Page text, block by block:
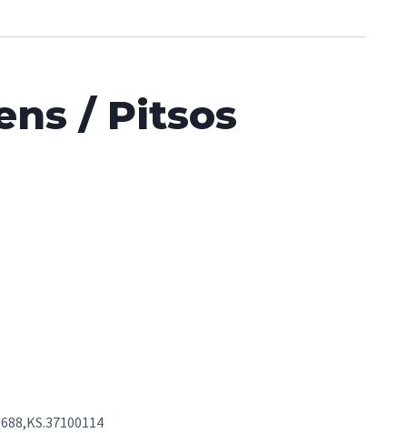
/ Pitsos